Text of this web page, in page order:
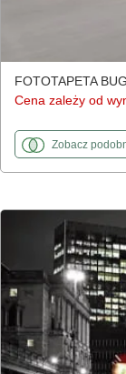
FOTOTAPETA
Cena zależy od
Zobacz